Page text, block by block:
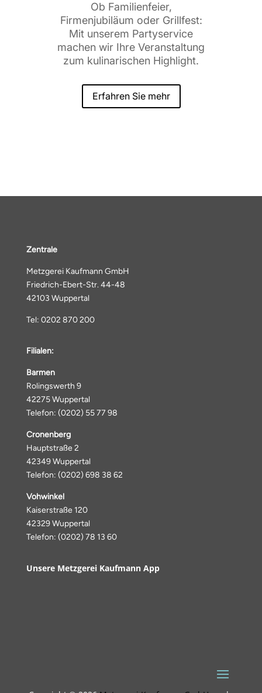
Ob Familienfeier,
Firmenjubiläum oder Grillfest:
Mit unserem Partyservice
machen wir Ihre Veranstaltung
zum kulinarischen Highlight.
Erfahren Sie mehr
Zentrale
Metzgerei Kaufmann GmbH
Friedrich-Ebert-Str. 44-48
42103 Wuppertal
Tel: 0202 870 200
Filialen:
Barmen
Rolingswerth 9
42275 Wuppertal
Telefon: (0202) 55 77 98
Cronenberg
Hauptstraße 2
42349 Wuppertal
Telefon: (0202) 698 38 62
Vohwinkel
Kaiserstraße 120
42329 Wuppertal
Telefon: (0202) 78 13 60
Unsere Metzgerei Kaufmann App